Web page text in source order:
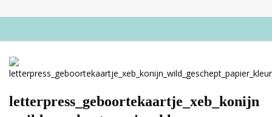
letterpress_geboortekaartje_xeb_konijn